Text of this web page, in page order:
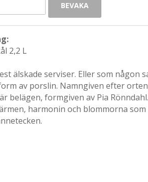
BEVAKA
2,2 L
älskade serviser. Eller som någon
av porslin. Namngiven efter
belägen, formgiven av Pia
harmonin och blommorna